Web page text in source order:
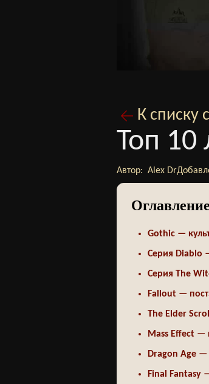
К списку
Топ 10
Автор: Alex Dr
Оглавление
Gothic —
Серия Diablo
Серия The
Fallout —
The Elder
Mass Effect —
Dragon Age —
Final Fantasy